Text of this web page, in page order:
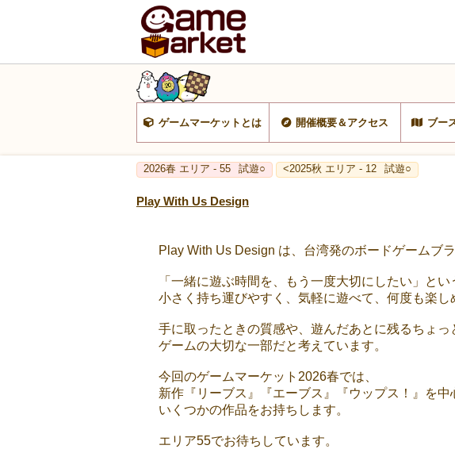
ゲームマーケットとは 開催概要＆アクセス ブー
2026春 エリア - 55 試遊○ <2025秋 エリア - 12 試遊○
Play With Us Design
Play With Us Design は、台湾発のボードゲームブラ
「一緒に遊ぶ時間を、もう一度大切にしたい」とい
小さく持ち運びやすく、気軽に遊べて、何度も楽し
手に取ったときの質感や、遊んだあとに残るちょっ
ゲームの大切な一部だと考えています。
今回のゲームマーケット2026春では、
新作『リーブス』『エーブス』『ウップス！』を中
いくつかの作品をお持ちします。
エリア55でお待ちしています。